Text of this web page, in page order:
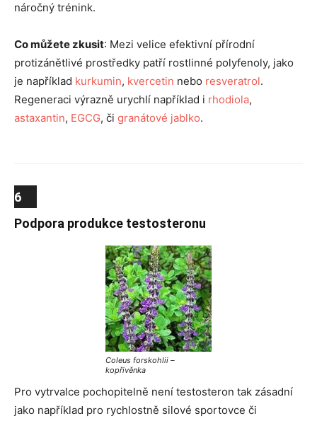
náročný trénink.
Co můžete zkusit: Mezi velice efektivní přírodní
protizánětlivé prostředky patří rostlinné polyfenoly, jako
je například kurkumin, kvercetin nebo resveratrol.
Regeneraci výrazně urychlí například i rhodiola,
astaxantin, EGCG, či granátové jablko.
Coleus forskohlii –
kopřivěnka
6
Podpora produkce testosteronu
Pro vytrvalce pochopitelně není testosteron tak zásadní
jako například pro rychlostně silové sportovce či